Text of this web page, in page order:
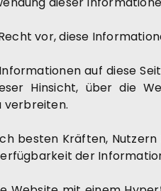
vor, diese
auf diese
Hinsicht, über die
verbreiten.
besten Kräften,
der